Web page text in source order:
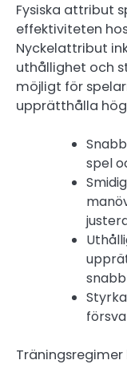
Fysiska attribut
effektiviteten
Nyckelattribut
uthållighet och
möjligt för
upprätthålla
spel